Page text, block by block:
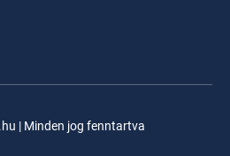
| Minden jog fenntartva